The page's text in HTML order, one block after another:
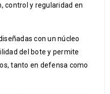
control y regularidad en
con un núcleo
del bote y permite
tanto en defensa como